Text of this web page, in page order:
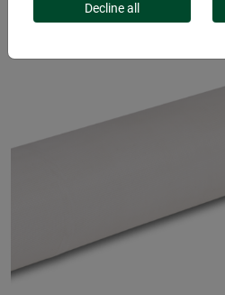
Decline all